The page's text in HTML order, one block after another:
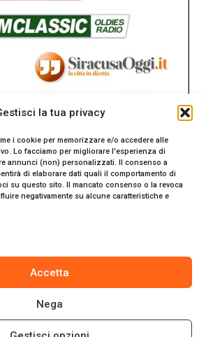
la tua privacy
i cookie per memorizzare e/o accedere alle
Lo facciamo per migliorare l'esperienza di
annunci (non) personalizzati. Il consenso a
di elaborare dati quali il comportamento di
su questo sito. Il mancato consenso o la revoca
negativamente su alcune caratteristiche e
Accetta
Nega
Direttore responsabile Gianni Catania.
S.r.l. Tutti i diritti riservati. | Sito web
daWeb-Arte.it